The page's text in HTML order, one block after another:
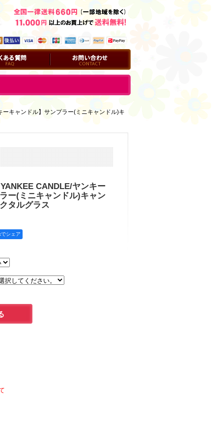
お問い合わせ
キャンドル】サンプラー(ミニキャンドル)キ
CANDLE/ヤンキー
ー(ミニキャンドル)キャン
タルグラス
シェア